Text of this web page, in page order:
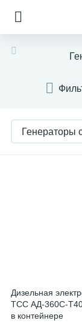
Генераторы
Дизельная
ТСС АД-360С-
в контейнере